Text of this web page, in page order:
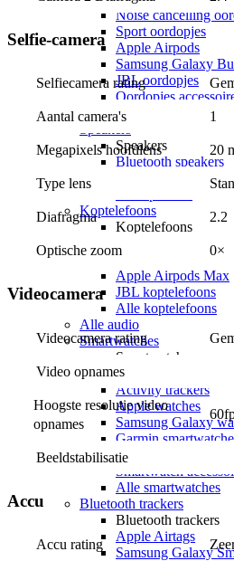
Noise cancelling
Sport oordopjes
Apple Airpods
Samsung Galaxy
JBL oordopjes
Oordopjes
Alle oordopjes
Speakers
Bluetooth speakers
Koptelefoons
Koptelefoons
Draadloze
Noise cancelling
Apple Airpods Max
JBL koptelefoons
Alle koptelefoons
Alle audio
Smartwatches
Smartwatches
Sporthorloges
Activity trackers
Apple watches
Samsung Galaxy
Garmin
Polar smartwatches
Smartwatch
Alle smartwatches
Bluetooth trackers
Bluetooth trackers
Apple Airtags
Samsung Galaxy
Selfie-camera
Selfiecamera rating
Aantal camera's 1
Megapixels hoofdlens 20
Type lens
Diafragma 2.2
Optische zoom 0×
Videocamera
Videocamera rating
Video opnames
Hoogste resolutie video
opnames
Beeldstabilisatie
Accu
Accu rating